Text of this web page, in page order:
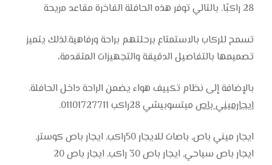
28 راكبًا. بالتالي توفر هذه الحافلة الفاخرة مقاعد مريحة
تسمح للركاب بالاستمتاع برحلتهم براحة ورفاهية.لذلك يتميز
تصميمها بالتفاصيل الدقيقة والتجهيزات المتقدمة،
بالإضافة إلى نظام تكييف هواء يضمن الراحة داخل الحافلة.
ايجارميني باص ميتسوبيشي 28راكب 01101727711.
ايجار ميني باص, باصات للايجار 50راكب, ايجار باص كوستر,
ايجار باص سياحي, ايجار باص 30 راكب, ايجار باص 20